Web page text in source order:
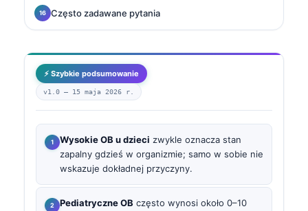
Często zadawane pytania
⚡ Szybkie podsumowanie
v1.0 — 15 maja 2026 r.
Wysokie OB u dzieci zwykle oznacza stan
zapalny gdzieś w organizmie; samo w sobie nie
wskazuje dokładnej przyczyny.
Pediatryczne OB często wynosi około 0–10